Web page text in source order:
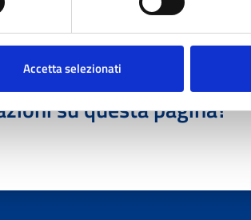
Accetta selezionati
su questa pagina?